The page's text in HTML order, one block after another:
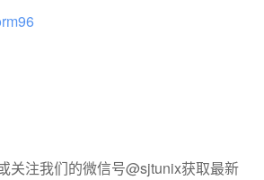
关注我们的微信号@sjtunix获取最新